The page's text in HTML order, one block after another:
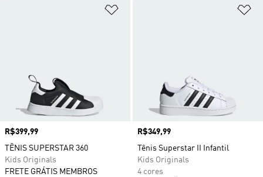
Preço
R$399,99
TÊNIS SUPERSTAR 360
Kids Originals
FRETE GRÁTIS MEMBROS
Preço
R$349,99
Tênis Superstar II Infantil
Kids Originals
4 cores